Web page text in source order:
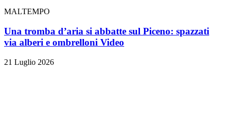
MALTEMPO
Una tromba d’aria si abbatte sul Piceno: spazzati
via alberi e ombrelloni Video
21 Luglio 2026